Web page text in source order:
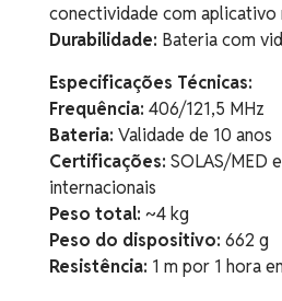
conectividade com aplicativo
Durabilidade: Bateria com
Especificações Técnicas:
Frequência: 406/121,5 MHz
Bateria: Validade de 10 anos
Certificações: SOLAS/MED
internacionais
Peso total: ~4 kg
Peso do dispositivo: 662 g
Resistência: 1 m por 1 hora